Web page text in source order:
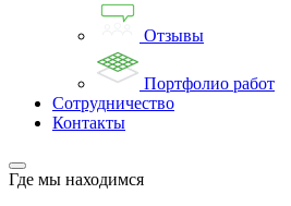
Отзывы
Портфолио работ
Сотрудничество
Контакты
Где мы находимся